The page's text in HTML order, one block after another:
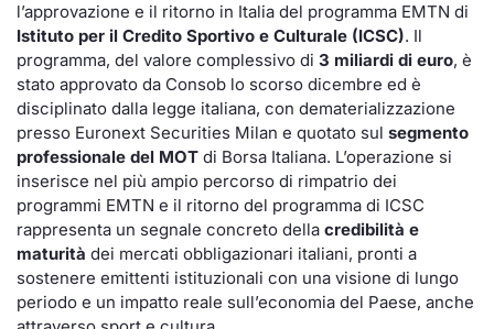
l’approvazione e il ritorno in Italia del programma EMTN di
Istituto per il Credito Sportivo e Culturale (ICSC). Il
programma, del valore complessivo di 3 miliardi di euro, è
stato approvato da Consob lo scorso dicembre ed è
disciplinato dalla legge italiana, con dematerializzazione
presso Euronext Securities Milan e quotato sul segmento
professionale del MOT di Borsa Italiana. L’operazione si
inserisce nel più ampio percorso di rimpatrio dei
programmi EMTN e il ritorno del programma di ICSC
rappresenta un segnale concreto della credibilità e
maturità dei mercati obbligazionari italiani, pronti a
sostenere emittenti istituzionali con una visione di lungo
periodo e un impatto reale sull’economia del Paese, anche